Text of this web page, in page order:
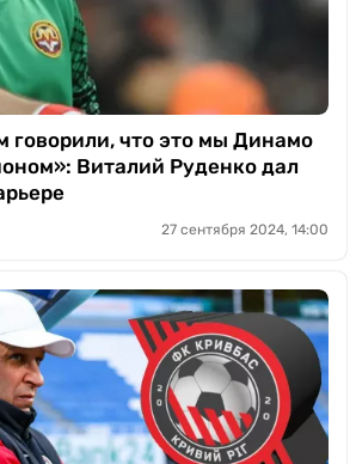
говорили, что это мы Динамо
Виталий Руденко дал
27 сентября 2024, 14:00